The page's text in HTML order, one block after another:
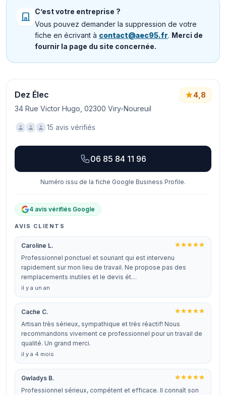
C’est votre entreprise ?
Vous pouvez demander la suppression de votre
fiche en écrivant à contact@aec95.fr. Merci de
fournir la page du site concernée.
Dez Élec
34 Rue Victor Hugo, 02300 Viry-Noureuil
4,8
15 avis vérifiés
06 85 84 11 96
Numéro issu de la fiche Google Business Profile.
4 avis vérifiés Google
AVIS CLIENTS
Caroline L.
Professionnel ponctuel et souriant qui est intervenu
rapidement sur mon lieu de travail. Ne propose pas des
remplacements inutiles et le devis ét…
il y a un an
Cache C.
Artisan très sérieux, sympathique et très réactif! Nous
recommandons vivement ce professionnel pour un travail de
qualité. Un grand merci.
il y a 4 mois
Gwladys B.
Professionnel sérieux, compétent et efficace. Il connaît son